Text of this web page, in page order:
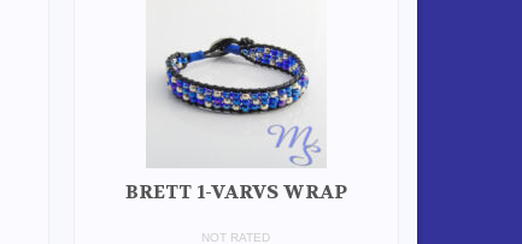
BRETT 1-VARVS WRAP
NOT RATED